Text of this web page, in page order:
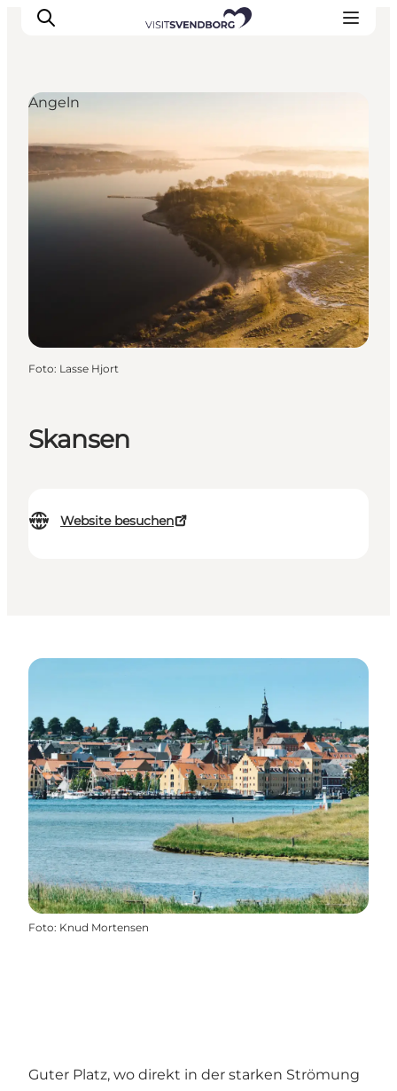
Veranstaltungen
Essen und Trinken
Shopping in Svendborg
Übernachtung
Den Urlaub planen
Skansen
Website besuchen
Angeln
Foto: Lasse Hjort
Foto: Knud Mortensen
Guter Platz, wo direkt in der starken Strömung